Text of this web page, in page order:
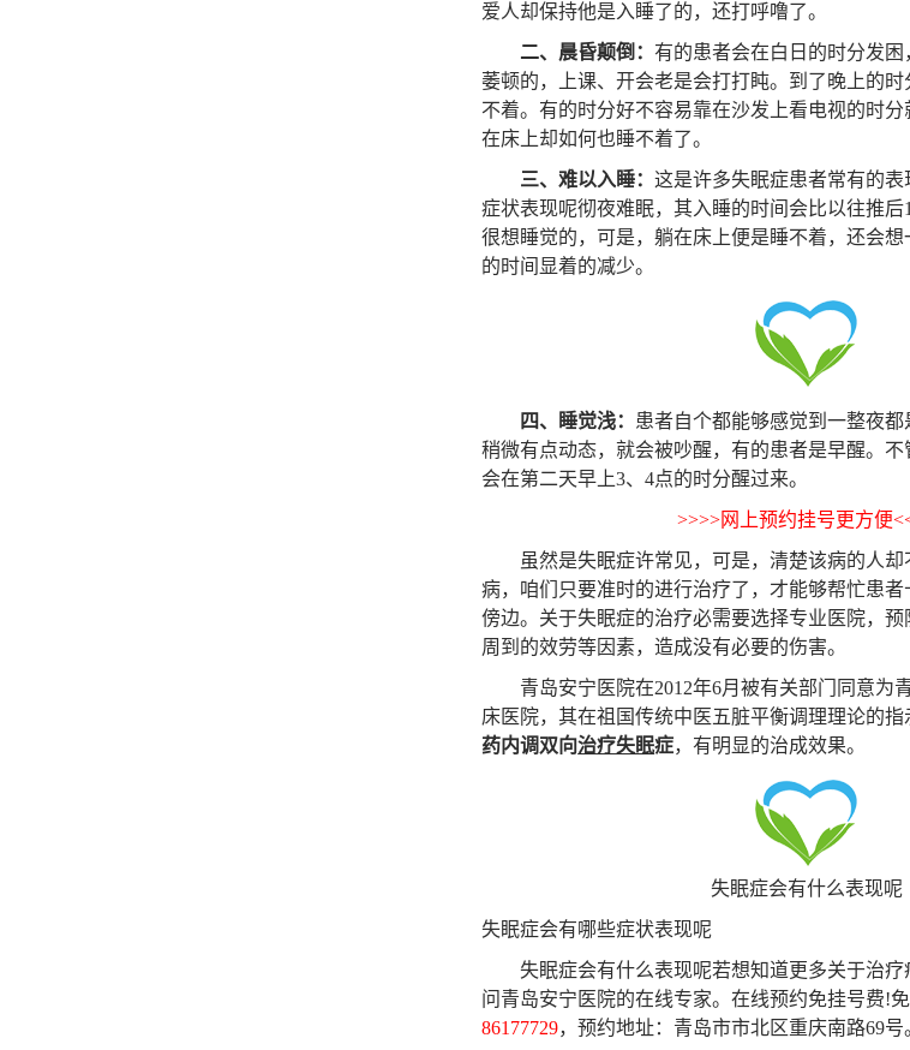
爱人却保持他是入睡了的，还打呼噜了。
二、晨昏颠倒：有的患者会在白日的时分发
萎顿的，上课、开会老是会打打盹。到了晚上的
不着。有的时分好不容易靠在沙发上看电视的时
在床上却如何也睡不着了。
三、难以入睡：这是许多失眠症患者常有的
症状表现呢彻夜难眠，其入睡的时间会比以往推后
很想睡觉的，可是，躺在床上便是睡不着，还会
的时间显着的减少。
四、睡觉浅：
患者自个都能够感觉到一整夜
稍微有点动态，就会被吵醒，有的患者是早醒。
会在第二天早上3、4点的时分醒过来。
>>>>网上预约挂号更方便
虽然是失眠症许常见，可是，清楚该病的人却
病，咱们只要准时的进行治疗了，才能够帮忙患
傍边。关于失眠症的治疗必需要选择专业医院，
周到的效劳等因素，造成没有必要的伤害。
青岛安宁医院在2012年6月被有关部门同意为
床医院，其在祖国传统中医五脏平衡调理理论的指
药内调双向治疗失眠症，有明显的治成效果。
失眠症会有什么表现呢
失眠症会有哪些症状表现呢
失眠症会有什么表现呢若想知道更多关于治疗
问青岛安宁医院的在线专家。在线预约免挂号费!
86177729，预约地址：青岛市市北区重庆南路69号